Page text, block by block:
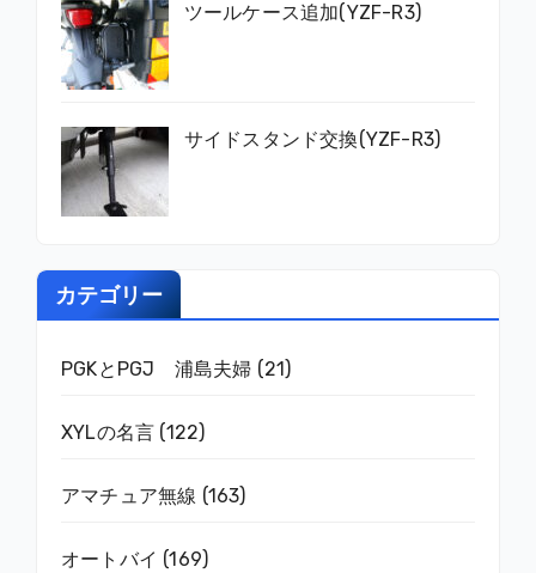
ツールケース追加(YZF-R3)
サイドスタンド交換(YZF-R3)
カテゴリー
PGKとPGJ 浦島夫婦 (21)
XYLの名言 (122)
アマチュア無線 (163)
オートバイ (169)